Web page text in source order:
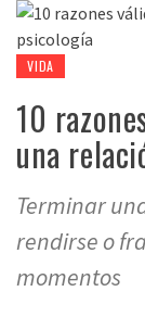
VIDA
10
una
Terminar
rendirse o
momentos